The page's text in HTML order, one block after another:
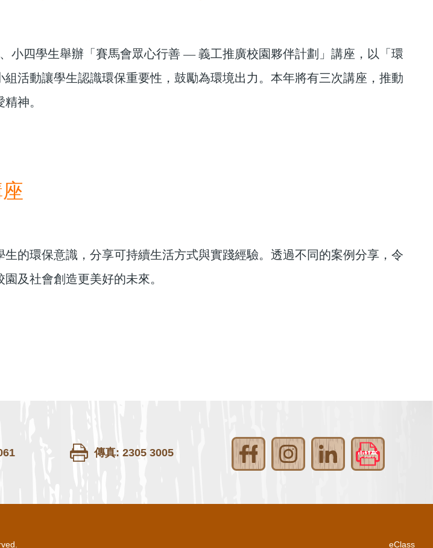
小四學生舉辦「賽馬會眾心行善 — 義工推廣校園夥伴計劃」講座，以「環
活動讓學生認識環保重要性，鼓勵為環境出力。本年將有三次講座，推動
神。
生的環保意識，分享可持續生活方式與實踐經驗。透過不同的案例分享，令
及社會創造更美好的未來。
傳真: 2305 3005
eClass